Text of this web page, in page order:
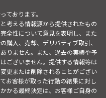
ております。
考える情報源から提供されたもの
全性について意見を表明し、また
購入、売却、デリバティブ取引、
りません。また、過去の実績や予
ございません。提供する情報等は
更または削除されることがござい
お客様が取った行動の結果に対し
かる最終決定は、お客様ご自身の